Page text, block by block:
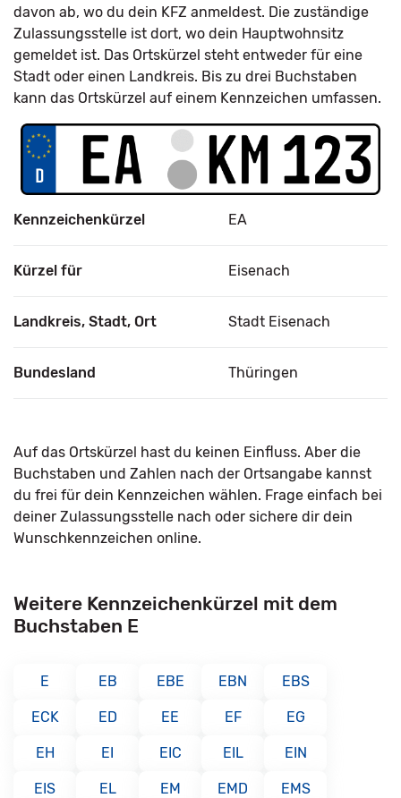
davon ab, wo du dein KFZ anmeldest. Die zuständige
Zulassungsstelle ist dort, wo dein Hauptwohnsitz
gemeldet ist. Das Ortskürzel steht entweder für eine
Stadt oder einen Landkreis. Bis zu drei Buchstaben
kann das Ortskürzel auf einem Kennzeichen umfassen.
Kennzeichenkürzel EA
Kürzel für Eisenach
Landkreis, Stadt, Ort Stadt Eisenach
Bundesland Thüringen
Auf das Ortskürzel hast du keinen Einfluss. Aber die
Buchstaben und Zahlen nach der Ortsangabe kannst
du frei für dein Kennzeichen wählen. Frage einfach bei
deiner Zulassungsstelle nach oder sichere dir dein
Wunschkennzeichen online.
Weitere Kennzeichenkürzel mit dem
Buchstaben E
E EB EBE EBN EBS
ECK ED EE EF EG
EH EI EIC EIL EIN
EIS EL EM EMD EMS